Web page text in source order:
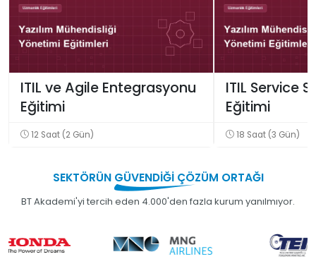
ITIL ve Agile Entegrasyonu
Eğitimi
12 Saat (2 Gün)
ITIL Service
Eğitimi
18 Saat (3 Gün)
SEKTÖRÜN GÜVENDİĞİÇÖZÜM ORTAĞI
BT Akademi'yi tercih eden 4.000'den fazla kurum yanılmıyor.